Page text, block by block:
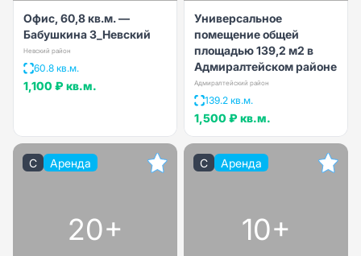
Офис, 60,8 кв.м. —
Бабушкина 3_Невский
Невский район
60.8 кв.м.
1,100 ₽ кв.м.
Универсальное
помещение общей
площадью 139,2 м2 в
Адмиралтейском районе
Адмиралтейский район
139.2 кв.м.
1,500 ₽ кв.м.
C Аренда
20+
C Аренда
10+